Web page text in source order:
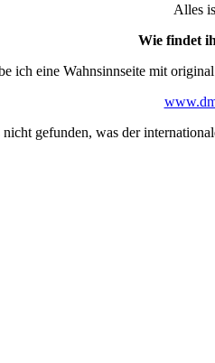
Alles
Wie findet
ich eine Wahnsinnseite mit
gefunden, was der